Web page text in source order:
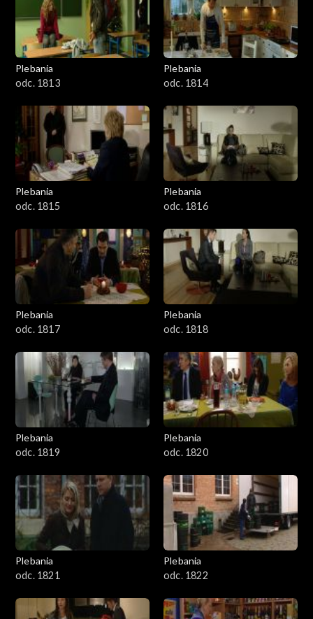
Plebania
odc. 1813
Plebania
odc. 1814
Plebania
odc. 1815
Plebania
odc. 1816
Plebania
odc. 1817
Plebania
odc. 1818
Plebania
odc. 1819
Plebania
odc. 1820
Plebania
odc. 1821
Plebania
odc. 1822